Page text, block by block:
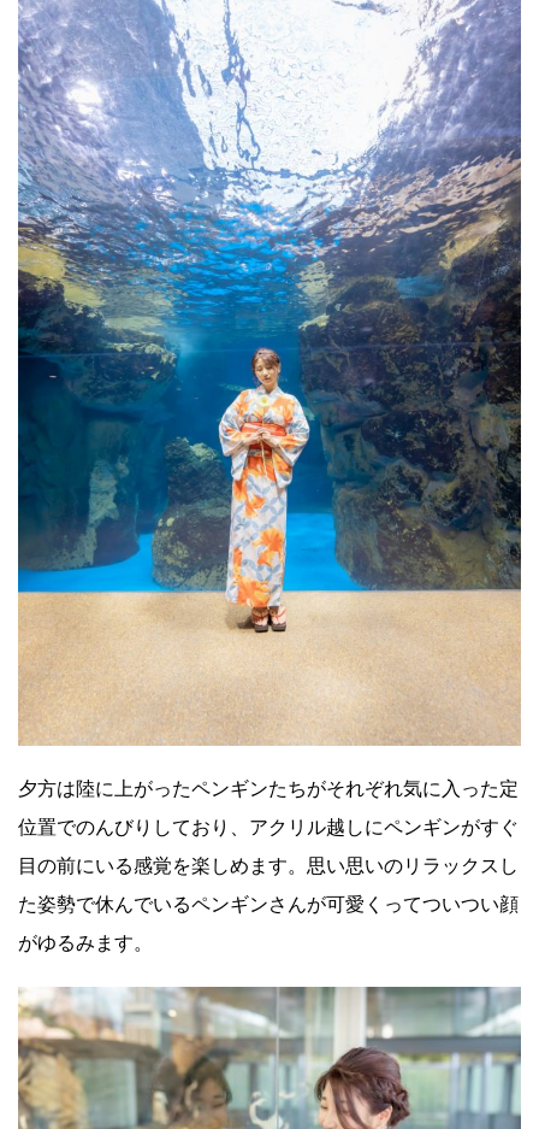
夕方は陸に上がったペンギンたちがそれぞれ気に入った定
位置でのんびりしており、アクリル越しにペンギンがすぐ
目の前にいる感覚を楽しめます。思い思いのリラックスし
た姿勢で休んでいるペンギンさんが可愛くってついつい顔
がゆるみます。